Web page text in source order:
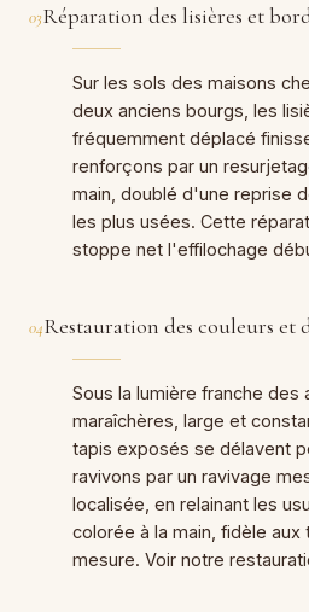
03Réparation des lisières et
Sur les sols des maisons
deux anciens bourgs, les
fréquemment déplacé
renforçons par un
main, doublé d'une reprise
les plus usées. Cette
stoppe net l'effilochage
04Restauration des couleurs et
Sous la lumière franche des
maraîchères, large et
tapis exposés se délavent
ravivons par un ravivage
localisée, en relainant les
colorée à la main, fidèle
mesure. Voir notre